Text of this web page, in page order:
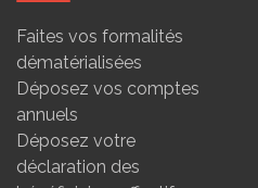
Faites vos formalités
dématérialisées
Déposez vos comptes
annuels
Déposez votre
déclaration des